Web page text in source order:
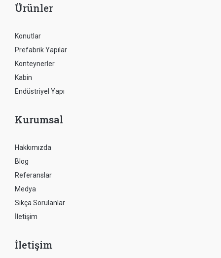
Ürünler
Konutlar
Prefabrik Yapılar
Konteynerler
Kabin
Endüstriyel Yapı
Kurumsal
Hakkımızda
Blog
Referanslar
Medya
Sıkça Sorulanlar
İletişim
İletişim